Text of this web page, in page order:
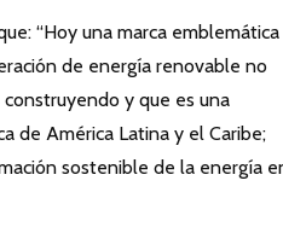
“Hoy una marca
de energía renovable no
y que es una
de América Latina y el Caribe;
sostenible de la energía